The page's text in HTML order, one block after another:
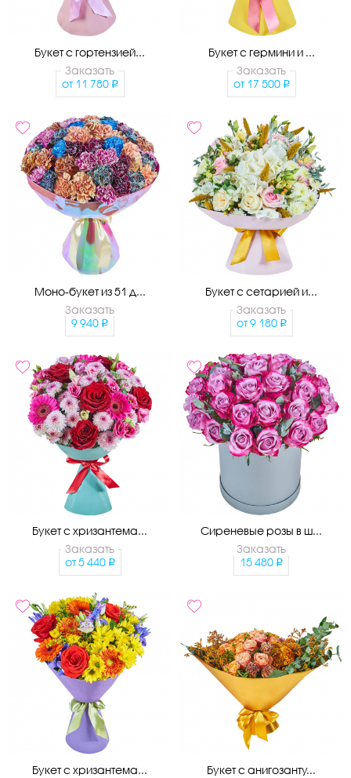
Букет с гортензией...
Заказать
от 11 780
Букет с гермини и ...
Заказать
от 17 500
Моно-букет из 51 д...
Заказать
9 940
Букет с сетарией и...
Заказать
от 9 180
Букет с хризантема...
Заказать
от 5 440
Сиреневые розы в ш...
Заказать
15 480
Букет с хризантема...
Букет с анигозанту...